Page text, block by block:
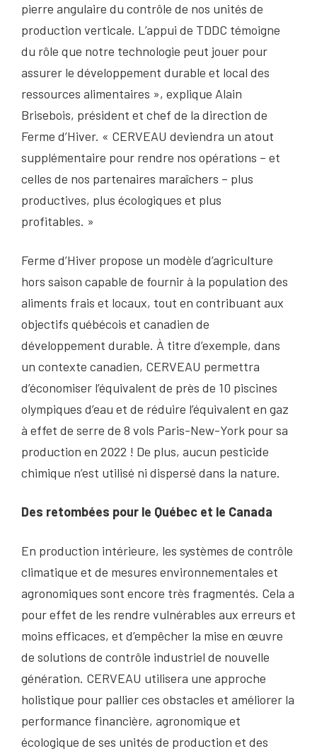
pierre angulaire du contrôle de nos unités de
production verticale. L’appui de TDDC témoigne
du rôle que notre technologie peut jouer pour
assurer le développement durable et local des
ressources alimentaires », explique Alain
Brisebois, président et chef de la direction de
Ferme d’Hiver. « CERVEAU deviendra un atout
supplémentaire pour rendre nos opérations – et
celles de nos partenaires maraîchers – plus
productives, plus écologiques et plus
profitables. »
Ferme d’Hiver propose un modèle d’agriculture
hors saison capable de fournir à la population des
aliments frais et locaux, tout en contribuant aux
objectifs québécois et canadien de
développement durable. À titre d’exemple, dans
un contexte canadien, CERVEAU permettra
d’économiser l’équivalent de près de 10 piscines
olympiques d’eau et de réduire l’équivalent en gaz
à effet de serre de 8 vols Paris-New-York pour sa
production en 2022 ! De plus, aucun pesticide
chimique n’est utilisé ni dispersé dans la nature.
Des retombées pour le Québec et le Canada
En production intérieure, les systèmes de contrôle
climatique et de mesures environnementales et
agronomiques sont encore très fragmentés. Cela a
pour effet de les rendre vulnérables aux erreurs et
moins efficaces, et d’empêcher la mise en œuvre
de solutions de contrôle industriel de nouvelle
génération. CERVEAU utilisera une approche
holistique pour pallier ces obstacles et améliorer la
performance financière, agronomique et
écologique de ses unités de production et des